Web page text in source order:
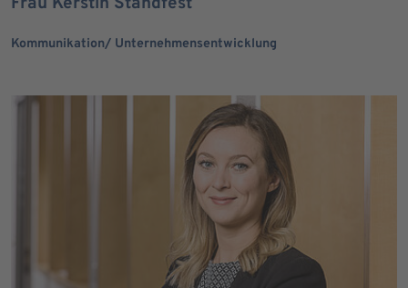
Kommunikation/ Unternehmensentwicklung